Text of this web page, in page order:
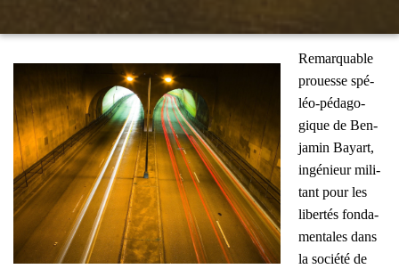
Remar­quable
prouesse spé­
léo-péda­go­
gique de Ben­
ja­min Bayart,
ingé­nieur mili­
tant pour les
liber­tés fon­da­
men­tales dans
la socié­té de